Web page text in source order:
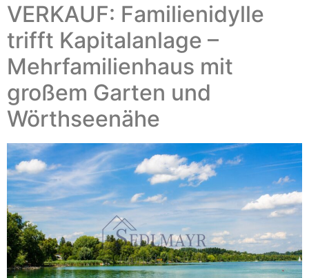
VERKAUF: Familienidylle
trifft Kapitalanlage –
Mehrfamilienhaus mit
großem Garten und
Wörthseenähe